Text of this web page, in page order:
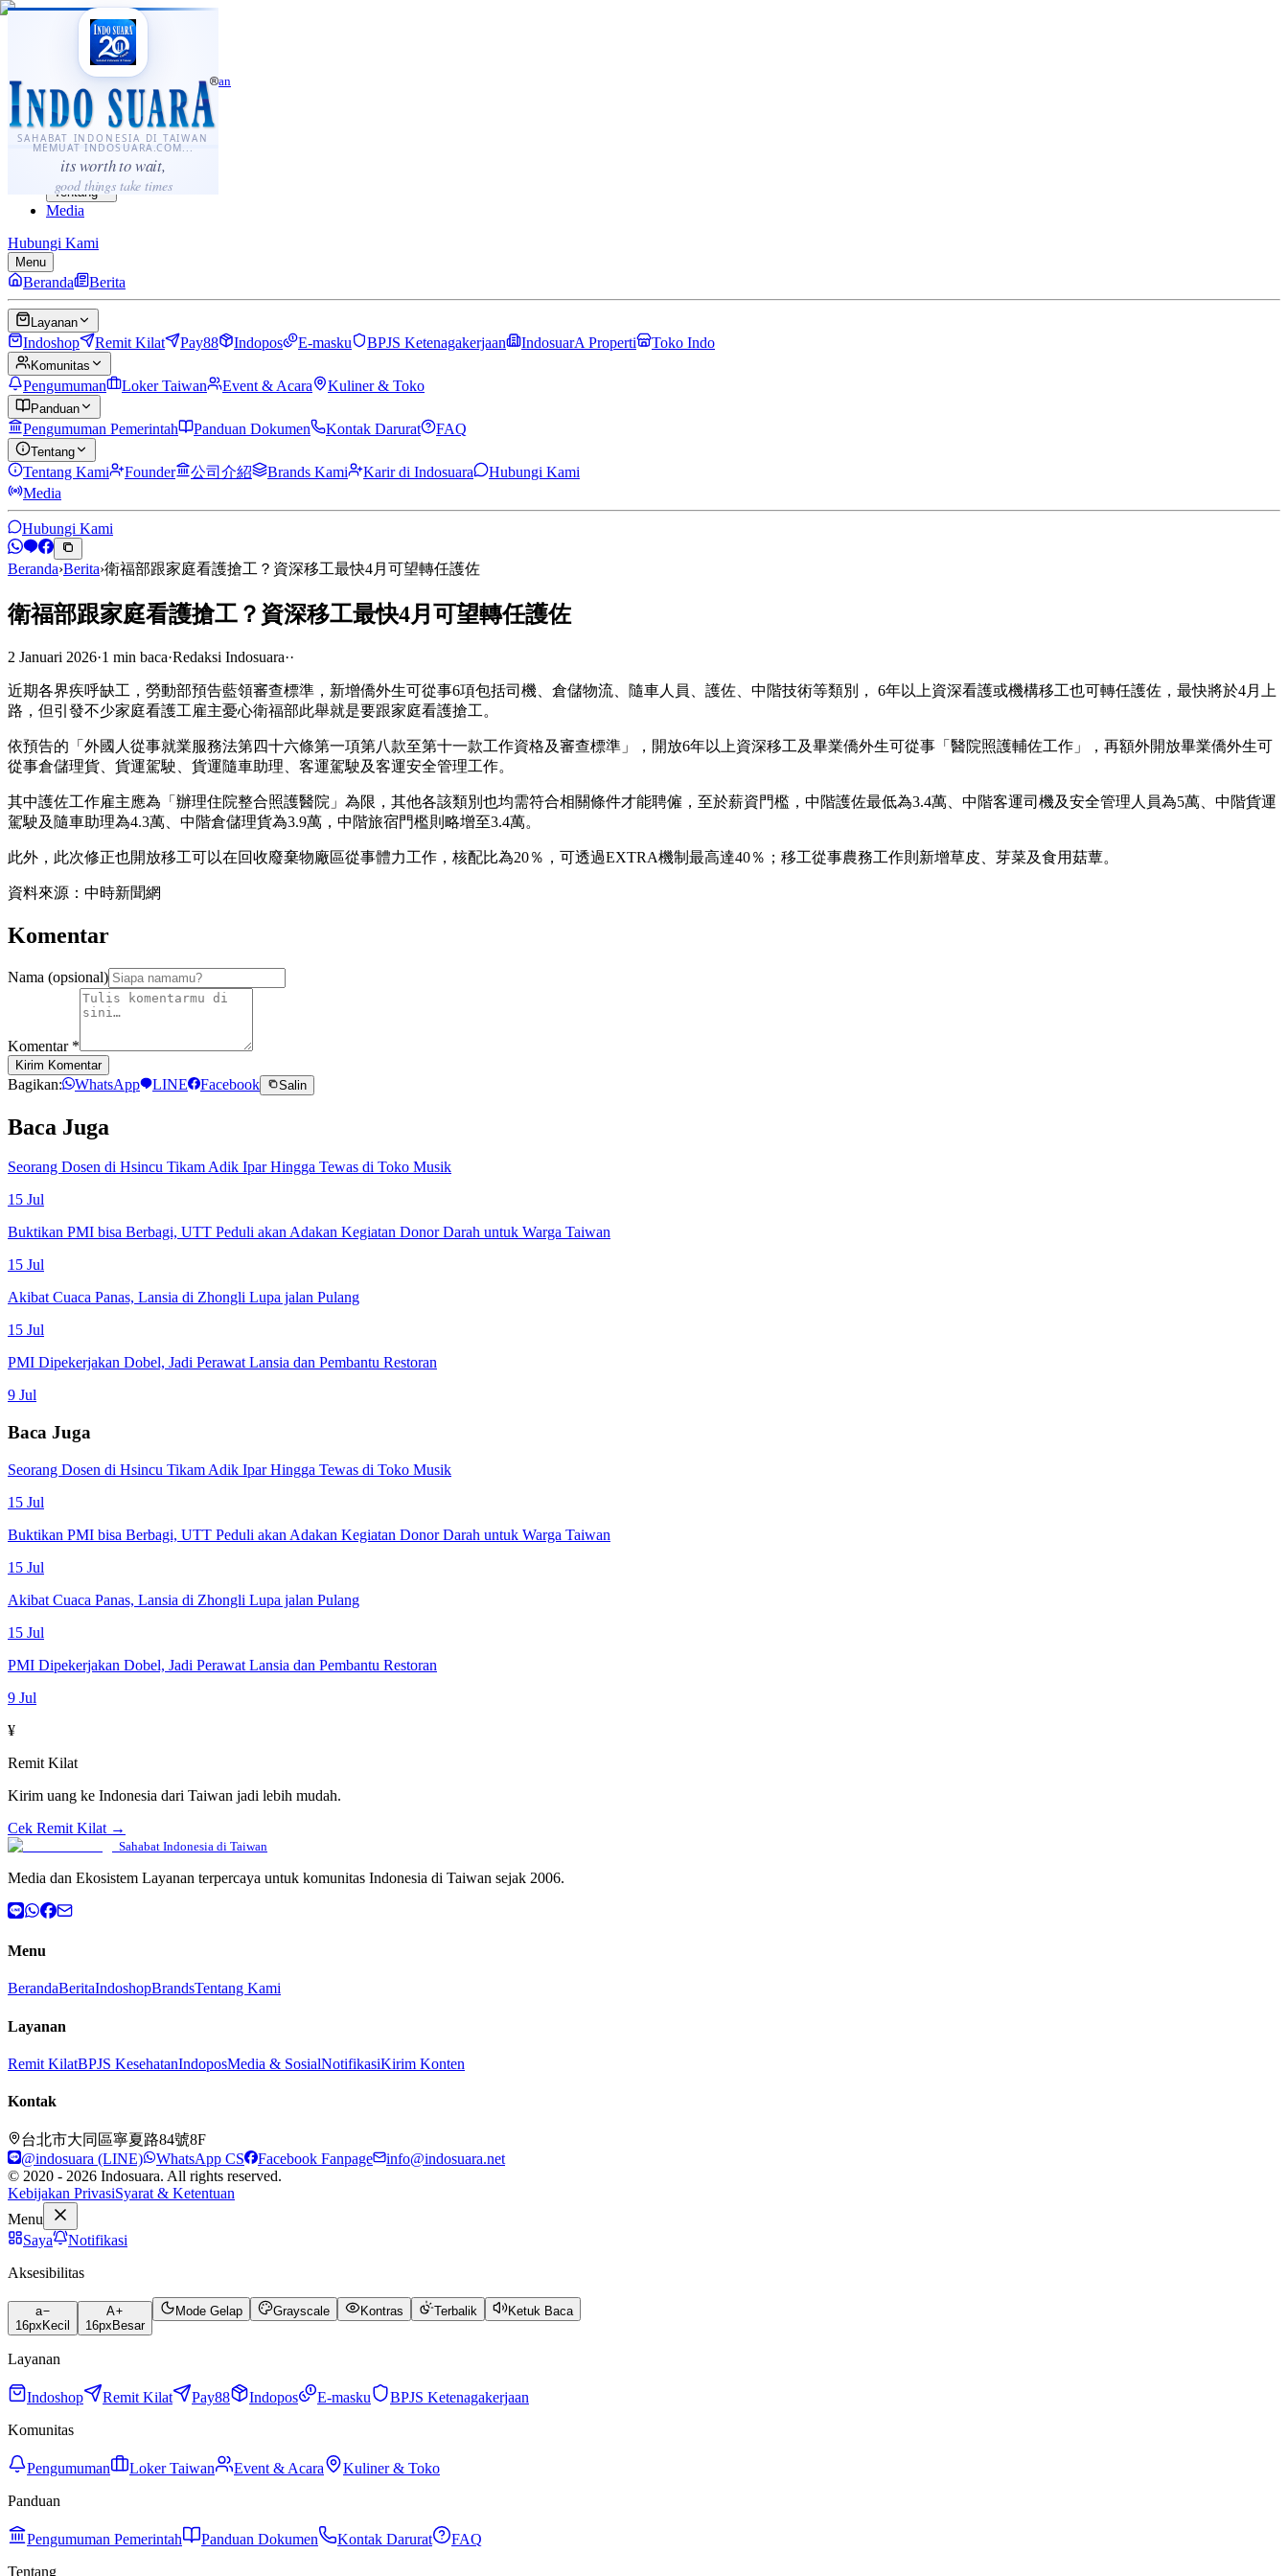
SAHABAT INDONESIA DI TAIWAN
MEMUAT INDOSUARA.COM...
its worth to wait,
good things take times
·...
⌘K
Sahabat Indonesia di Taiwan
Berita
Layanan
Komunitas
Panduan
Tentang
Media
Hubungi Kami
Menu
Beranda Berita
Layanan
Indoshop Remit Kilat Pay88 Indopos E-masku BPJS Ketenagakerjaan IndosuarA Properti Toko Indo
Komunitas
Pengumuman Loker Taiwan Event & Acara Kuliner & Toko
Panduan
Pengumuman Pemerintah Panduan Dokumen Kontak Darurat FAQ
Tentang
Tentang Kami Founder 公司介紹 Brands Kami Karir di Indosuara
Hubungi Kami
Media
Hubungi Kami
Beranda›Berita›衛福部跟家庭看護搶工？資深移工最快4月可望轉任護佐
衛福部跟家庭看護搶工？資深移工最快4月可望轉任護佐
2 Januari 2026·1 min baca·Redaksi Indosuara··
近期各界疾呼缺工，勞動部預告藍領審查標準，新增僑外生可從事6項包括司機、倉儲物流、隨車人員、護佐、中階技術等類別， 6年以上資深看護或機構移工也可轉任護佐，最快將於4月上
路，但引發不少家庭看護工雇主憂心衛福部此舉就是要跟家庭看護搶工。
依預告的「外國人從事就業服務法第四十六條第一項第八款至第十一款工作資格及審查標準」，開放6年以上資深移工及畢業僑外生可從事「醫院照護輔佐工作」，再額外開放畢業僑外生可
從事倉儲理貨、貨運駕駛、貨運隨車助理、客運駕駛及客運安全管理工作。
其中護佐工作雇主應為「辦理住院整合照護醫院」為限，其他各該類別也均需符合相關條件才能聘僱，至於薪資門檻，中階護佐最低為3.4萬、中階客運司機及安全管理人員為5萬、中階貨運
駕駛及隨車助理為4.3萬、中階倉儲理貨為3.9萬，中階旅宿門檻則略增至3.4萬。
此外，此次修正也開放移工可以在回收廢棄物廠區從事體力工作，核配比為20％，可透過EXTRA機制最高達40％；移工從事農務工作則新增草皮、芽菜及食用菇蕈。
資料來源：中時新聞網
Komentar
Nama (opsional)
Komentar *
Kirim Komentar
Bagikan: WhatsApp LINE Facebook Salin
Baca Juga
Seorang Dosen di Hsincu Tikam Adik Ipar Hingga Tewas di Toko Musik
15 Jul
Buktikan PMI bisa Berbagi, UTT Peduli akan Adakan Kegiatan Donor Darah untuk Warga Taiwan
15 Jul
Akibat Cuaca Panas, Lansia di Zhongli Lupa jalan Pulang
15 Jul
PMI Dipekerjakan Dobel, Jadi Perawat Lansia dan Pembantu Restoran
9 Jul
Baca Juga
Seorang Dosen di Hsincu Tikam Adik Ipar Hingga Tewas di Toko Musik
15 Jul
Buktikan PMI bisa Berbagi, UTT Peduli akan Adakan Kegiatan Donor Darah untuk Warga Taiwan
15 Jul
Akibat Cuaca Panas, Lansia di Zhongli Lupa jalan Pulang
15 Jul
PMI Dipekerjakan Dobel, Jadi Perawat Lansia dan Pembantu Restoran
9 Jul
¥
Remit Kilat
Kirim uang ke Indonesia dari Taiwan jadi lebih mudah.
Cek Remit Kilat →
Sahabat Indonesia di Taiwan
Media dan Ekosistem Layanan terpercaya untuk komunitas Indonesia di Taiwan sejak 2006.
Menu
BerandaBeritaIndoshopBrandsTentang Kami
Layanan
Remit KilatBPJS KesehatanIndoposMedia & SosialNotifikasiKirim Konten
Kontak
台北市大同區寧夏路84號8F
@indosuara (LINE)
WhatsApp CS Facebook Fanpage
info@indosuara.net
© 2020 - 2026 Indosuara. All rights reserved.
Kebijakan PrivasiSyarat & Ketentuan
Menu
Saya
Notifikasi
Aksesibilitas
a
16px Kecil
A
16px Besar
Mode Gelap Grayscale Kontras Terbalik Ketuk Baca
Layanan
Indoshop Remit Kilat Pay88 Indopos E-masku
BPJS Ketenagakerjaan
Komunitas
Pengumuman Loker Taiwan Event & Acara
Kuliner & Toko
Panduan
Pengumuman Pemerintah Panduan Dokumen Kontak Darurat
FAQ
Tentang